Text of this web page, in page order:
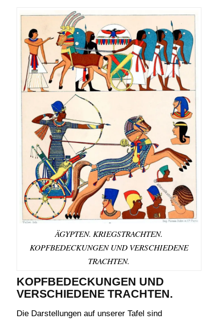
ÄGYPTEN. KRIEGSTRACHTEN.
KOPFBEDECKUNGEN UND VERSCHIEDENE
TRACHTEN.
KOPFBEDECKUNGEN UND
VERSCHIEDENE TRACHTEN.
Die Darstellungen auf unserer Tafel sind